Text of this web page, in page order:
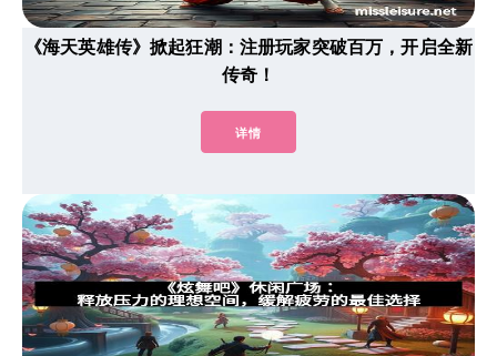
《海天英雄传》掀起狂潮：注册玩家突破百万，开启全新
传奇！
详情